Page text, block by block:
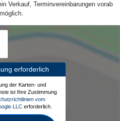
Verkauf, Terminvereinbarungen vorab
möglich.
erforderlich
der Karten- und
ist Ihre Zustimmung
vom
LLC erforderlich.